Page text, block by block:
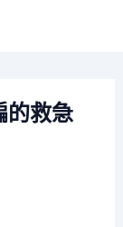
的救急